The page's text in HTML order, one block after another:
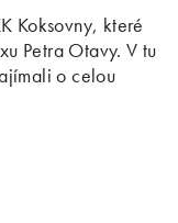
Koksovny, které
Petra Otavy. V tu
o celou